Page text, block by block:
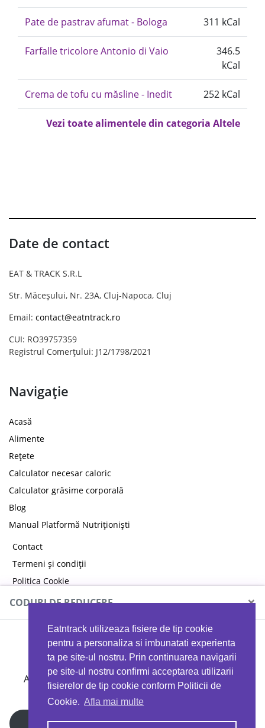
Eatntrack utilizeaza fisiere de tip cookie
pentru a personaliza si imbunatati experienta
ta pe site-ul nostru. Prin continuarea navigarii
pe site-ul nostru confirmi acceptarea utilizarii
fisierelor de tip cookie conform Politicii de
Cookie. Afla mai multe
Pate de pastrav afumat - Bologa 311 kCal
Farfalle tricolore Antonio di Vaio
346.5
kCal
Crema de tofu cu măsline - Inedit 252 kCal
Vezi toate alimentele din categoria Altele
Date de contact
EAT & TRACK S.R.L
Str. Măceșului, Nr. 23A, Cluj-Napoca, Cluj
Email: contact@eatntrack.ro
CUI: RO39757359
Registrul Comerțului: J12/1798/2021
Navigație
Acasă
Alimente
Rețete
Calculator necesar caloric
Calculator grăsime corporală
Blog
Manual Platformă Nutriționiști
Contact
Termeni și condiții
Politica Cookie
Politica de confidențialitate
CODURI DE REDUCERE ×
MYPROTEIN
Ai 40%reducere la orice comandă folosind codul
EATTRACK
Profită acum